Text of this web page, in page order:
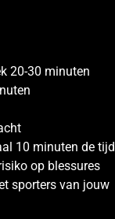
20-30 minuten
10 minuten de tijd
op blessures
sporters van jouw